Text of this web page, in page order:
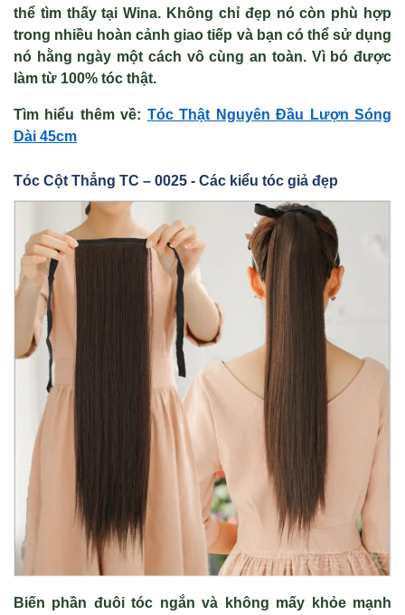
thể tìm thấy tại Wina. Không chỉ đẹp nó còn phù hợp
trong nhiều hoàn cảnh giao tiếp và bạn có thể sử dụng
nó hằng ngày một cách vô cùng an toàn. Vì bó được
làm từ 100% tóc thật.
Tìm hiểu thêm về: Tóc Thật Nguyên Đầu Lượn Sóng
Dài 45cm
Tóc Cột Thẳng TC – 0025 - Các kiểu tóc giả đẹp
Biến phần đuôi tóc ngắn và không mấy khỏe mạnh